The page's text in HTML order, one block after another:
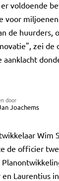
voldoende
voor
de huurders,
zei
aanklacht
door
Joachems
Wim
de officier
en Laurentius